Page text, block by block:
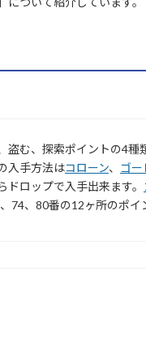
む、探索ポイントの4種
入手方法はコローン、 ゴー
ドロップで入手出来ます。
、80番の12ヶ所のポイ